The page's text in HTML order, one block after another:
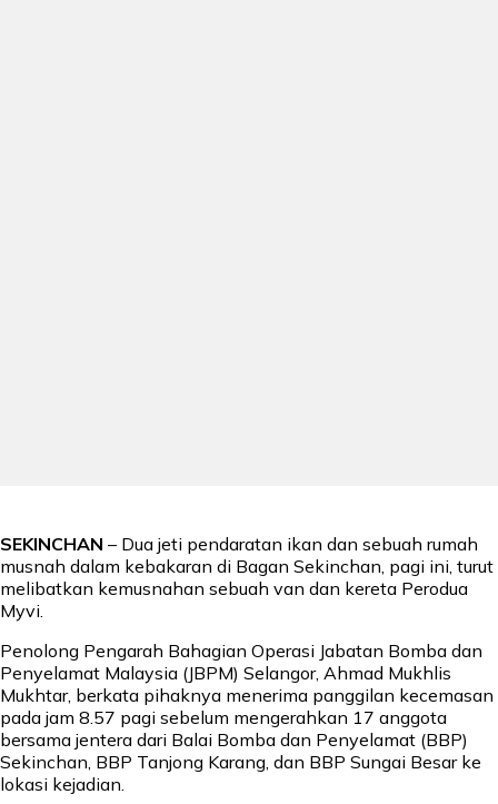
SEKINCHAN – Dua jeti pendaratan ikan dan sebuah rumah
musnah dalam kebakaran di Bagan Sekinchan, pagi ini, turut
melibatkan kemusnahan sebuah van dan kereta Perodua
Myvi.
Penolong Pengarah Bahagian Operasi Jabatan Bomba dan
Penyelamat Malaysia (JBPM) Selangor, Ahmad Mukhlis
Mukhtar, berkata pihaknya menerima panggilan kecemasan
pada jam 8.57 pagi sebelum mengerahkan 17 anggota
bersama jentera dari Balai Bomba dan Penyelamat (BBP)
Sekinchan, BBP Tanjong Karang, dan BBP Sungai Besar ke
lokasi kejadian.